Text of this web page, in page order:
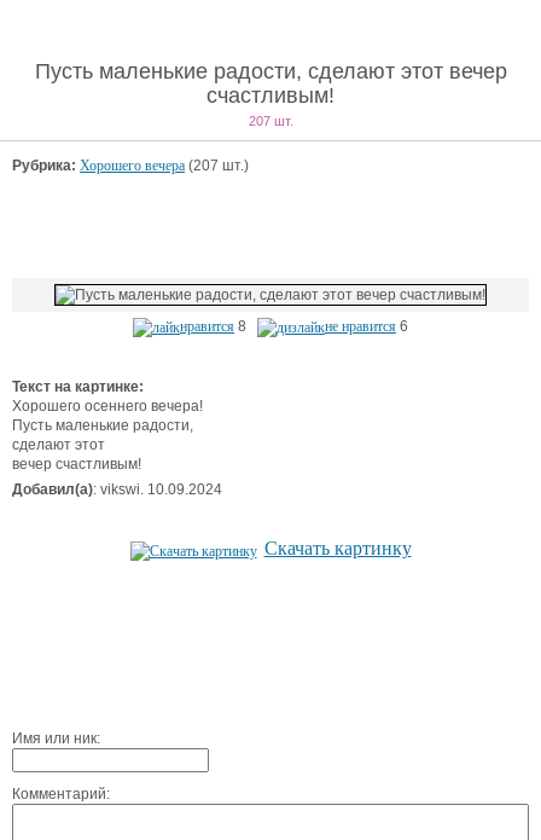
Пусть маленькие радости, сделают этот вечер
счастливым!
207 шт.
Рубрика: Хорошего вечера (207 шт.)
нравится 8 не нравится 6
Текст на картинке:
Хорошего осеннего вечера!
Пусть маленькие радости,
сделают этот
вечер счастливым!
Добавил(а): vikswi. 10.09.2024
Скачать картинку
Имя или ник:
Комментарий: